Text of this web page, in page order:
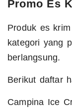
Promo Es
Produk es
kategori yang
berlangsung.
Berikut daftar
Campina Ice